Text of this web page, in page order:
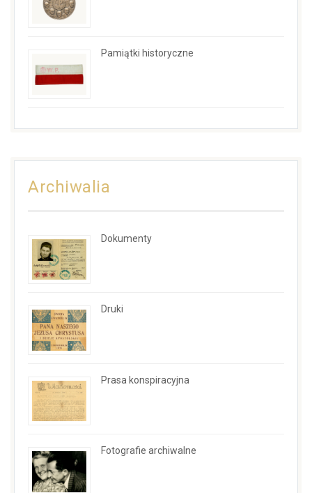
Pamiątki historyczne
Archiwalia
Dokumenty
Druki
Prasa konspiracyjna
Fotografie archiwalne